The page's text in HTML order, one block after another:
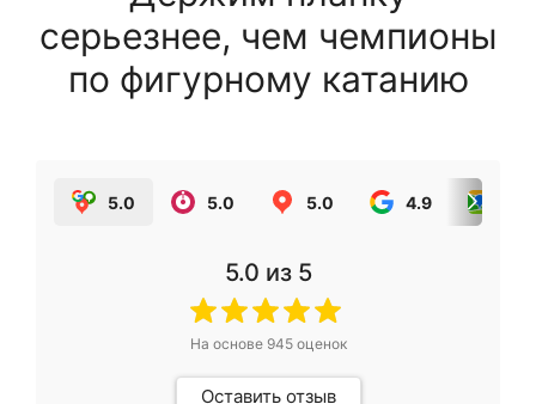
серьезнее, чем чемпионы
по фигурному катанию
5.0 5.0 5.0 4.9
5.0 из 5
На основе 945оценок
Оставить отзыв